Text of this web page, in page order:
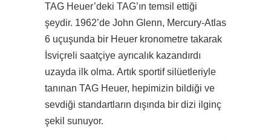
TAG Heuer’deki TAG’ın temsil ettiği
şeydir. 1962’de John Glenn, Mercury-Atlas
6 uçuşunda bir Heuer kronometre takarak
İsviçreli saatçiye ayrıcalık kazandırdı
uzayda ilk olma. Artık sportif silüetleriyle
tanınan TAG Heuer, hepimizin bildiği ve
sevdiği standartların dışında bir dizi ilginç
şekil sunuyor.